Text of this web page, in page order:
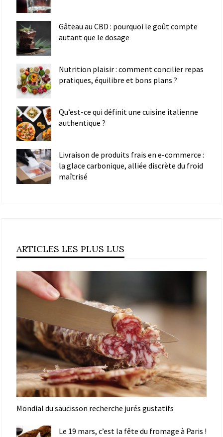
Gâteau au CBD : pourquoi le goût compte
autant que le dosage
Nutrition plaisir : comment concilier repas
pratiques, équilibre et bons plans ?
Qu’est-ce qui définit une cuisine italienne
authentique ?
Livraison de produits frais en e-commerce :
la glace carbonique, alliée discrète du froid
maîtrisé
ARTICLES LES PLUS LUS
Mondial du saucisson recherche jurés gustatifs
Le 19 mars, c’est la fête du fromage à Paris !